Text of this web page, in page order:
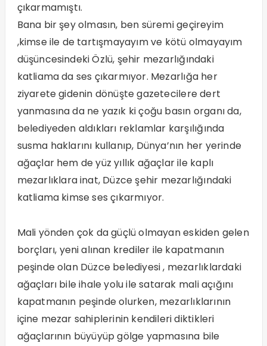
çıkarmamıştı.
Bana bir şey olmasın, ben süremi geçireyim
,kimse ile de tartışmayayım ve kötü olmayayım
düşüncesindeki Özlü, şehir mezarlığındaki
katliama da ses çıkarmıyor. Mezarlığa her
ziyarete gidenin dönüşte gazetecilere dert
yanmasına da ne yazık ki çoğu basın organı da,
belediyeden aldıkları reklamlar karşılığında
susma haklarını kullanıp, Dünya’nın her yerinde
ağaçlar hem de yüz yıllık ağaçlar ile kaplı
mezarlıklara inat, Düzce şehir mezarlığındaki
katliama kimse ses çıkarmıyor.
Mali yönden çok da güçlü olmayan eskiden gelen
borçları, yeni alınan krediler ile kapatmanın
peşinde olan Düzce belediyesi , mezarlıklardaki
ağaçları bile ihale yolu ile satarak mali açığını
kapatmanın peşinde olurken, mezarlıklarının
içine mezar sahiplerinin kendileri diktikleri
ağaçlarının büyüyüp gölge yapmasına bile